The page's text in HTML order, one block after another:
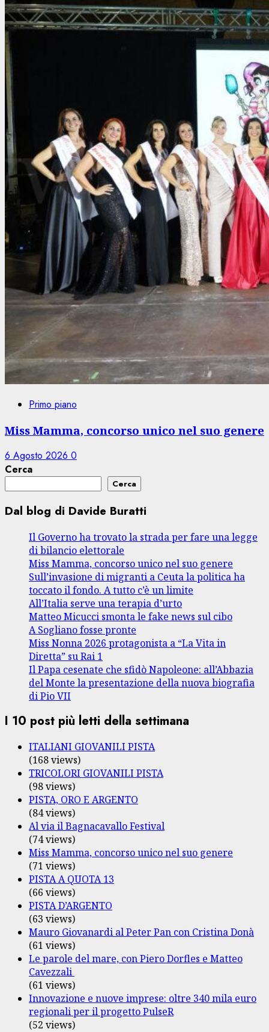
Primo piano
Miss Mamma, concorso unico nel suo genere
6 Agosto 2026 0
Cerca
Cerca
Dal blog di Davide Buratti
Il Governo ha trovato la strada per fare una legge
di bilancio elettorale
Miss Mamma, concorso unico nel suo genere
Sull’invasione di migranti a Ceuta la politica ha
toccato il fondo. A tutto c’è un limite
All’Italia serve una terapia d’urto
Matteo Micucci smonta le fake news sul cibo
A Sogliano fosse pronte
Miss Nonna 2026 protagonista a “La Vita in
Diretta” su Rai 1
Il Papa cesenate che sfidò Napoleone: all’Abbazia
del Monte la presentazione della nuova biografia
di Pio VII
I 10 post più letti della settimana
ITALIANI GIOVANILI PISTA
(168 views)
TRICOLORI GIOVANILI PISTA
(98 views)
PISTA, ORO E ARGENTO
(84 views)
Al via il Bagnacavallo Festival
(74 views)
Miss Mamma, concorso unico nel suo genere
(71 views)
PISTA A QUOTA 13
(66 views)
PISTA D’ARGENTO
(63 views)
Mauro Giovanardi al Peter Pan con Cristina Donà
(61 views)
Le parole del mare, con Piero Dorfles e Matteo
Cavezzali
(61 views)
Innovazione e nuove imprese: oltre 340 mila euro
regionali per il progetto PulseR
(52 views)